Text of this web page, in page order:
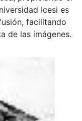
Icesi es
facilitando
de las imágenes.